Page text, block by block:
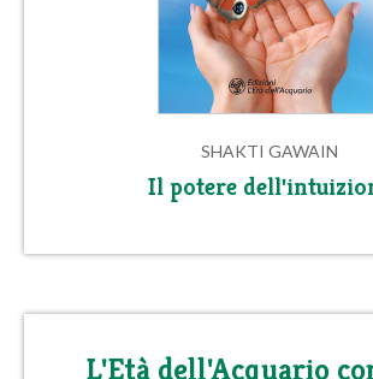
SHAKTI GAWAIN
Il potere
L'Età dell'Acquario